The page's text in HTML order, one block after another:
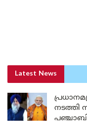
Latest News
നടത്തി